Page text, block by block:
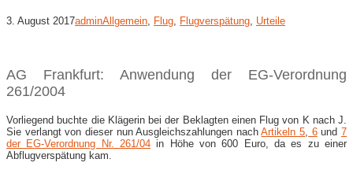
3. August 2017adminAllgemein Flug Flugverspätung Urteile
AG Frankfurt: Anwendung der EG-Verordnung
261/2004
Vorliegend buchte die Klägerin bei der Beklagten einen Flug von K nach J.
Sie verlangt von dieser nun Ausgleichszahlungen nachArtikeln 5 6und7
der EG-Verordnung Nr. 261/04 in Höhe von 600 Euro, da es zu einer
Abflugverspätung kam.